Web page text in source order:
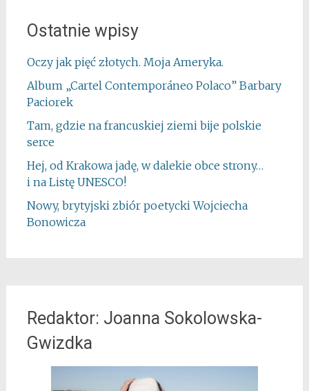
Ostatnie wpisy
Oczy jak pięć złotych. Moja Ameryka.
Album „Cartel Contemporáneo Polaco” Barbary
Paciorek
Tam, gdzie na francuskiej ziemi bije polskie
serce
Hej, od Krakowa jadę, w dalekie obce strony…
i na Listę UNESCO!
Nowy, brytyjski zbiór poetycki Wojciecha
Bonowicza
Redaktor: Joanna Sokolowska-
Gwizdka